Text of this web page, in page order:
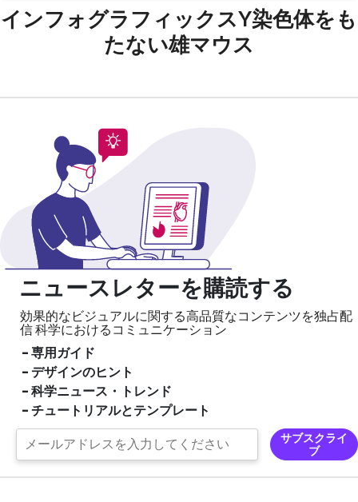
インフォグラフィックスY染色体をも
たない雄マウス
ニュースレターを購読する
効果的なビジュアルに関する高品質なコンテンツを独占配
信科学におけるコミュニケーション
- 専用ガイド
- デザインのヒント
- 科学ニュース・トレンド
- チュートリアルとテンプレート
サブスクライ
ブ